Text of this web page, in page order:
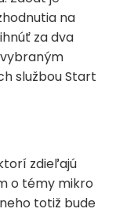
na
za dva
službou Start
zdieľajú
o témy mikro
totiž bude